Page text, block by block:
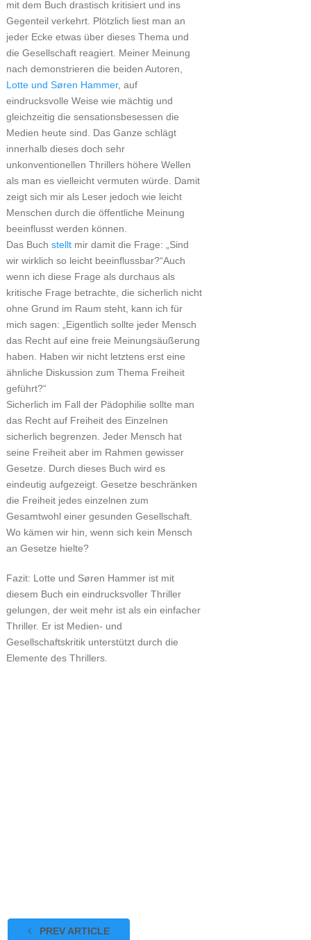
mit dem Buch drastisch kritisiert und ins
Gegenteil verkehrt. Plötzlich liest man an
jeder Ecke etwas über dieses Thema und
die Gesellschaft reagiert. Meiner Meinung
nach demonstrieren die beiden Autoren,
Lotte und Søren Hammer, auf
eindrucksvolle Weise wie mächtig und
gleichzeitig die sensationsbesessen die
Medien heute sind. Das Ganze schlägt
innerhalb dieses doch sehr
unkonventionellen Thrillers höhere Wellen
als man es vielleicht vermuten würde. Damit
zeigt sich mir als Leser jedoch wie leicht
Menschen durch die öffentliche Meinung
beeinflusst werden können.
Das Buch stelltmir damit die Frage: „Sind
wir wirklich so leicht beeinflussbar?“Auch
wenn ich diese Frage als durchaus als
kritische Frage betrachte, die sicherlich nicht
ohne Grund im Raum steht, kann ich für
mich sagen: „Eigentlich sollte jeder Mensch
das Recht auf eine freie Meinungsäußerung
haben. Haben wir nicht letztens erst eine
ähnliche Diskussion zum Thema Freiheit
geführt?“
Sicherlich im Fall der Pädophilie sollte man
das Recht auf Freiheit des Einzelnen
sicherlich begrenzen. Jeder Mensch hat
seine Freiheit aber im Rahmen gewisser
Gesetze. Durch dieses Buch wird es
eindeutig aufgezeigt. Gesetze beschränken
die Freiheit jedes einzelnen zum
Gesamtwohl einer gesunden Gesellschaft.
Wo kämen wir hin, wenn sich kein Mensch
an Gesetze hielte?
Fazit: Lotte und Søren Hammer ist mit
diesem Buch ein eindrucksvoller Thriller
gelungen, der weit mehr ist als ein einfacher
Thriller. Er ist Medien- und
Gesellschaftskritik unterstützt durch die
Elemente des Thrillers.
PREV ARTICLE